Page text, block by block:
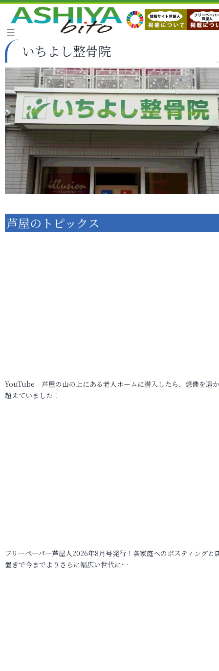
いちよし整骨院
芦屋のトピックス
YouTube 芦屋の山の上にある老人ホームに潜入したら、想像を遥
超えていました！
フリーペーパー芦屋人2026年8月号発行！各家庭へのポスティングと
置きで今までよりさらに幅広い世代に…